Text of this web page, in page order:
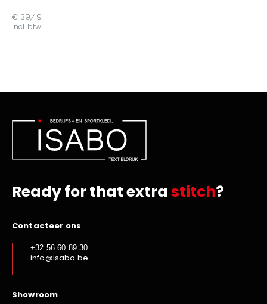
€ 39,49
incl. btw
Ready for that extra stitch?
Contacteer ons
+32 56 60 89 30
info@isabo.be
Showroom